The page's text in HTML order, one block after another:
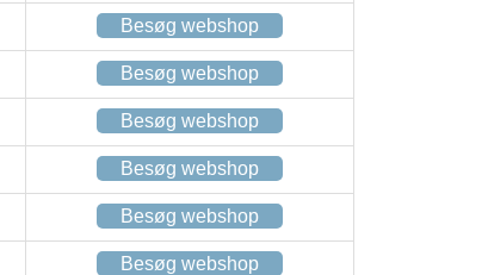
Besøg webshop
Besøg webshop
Besøg webshop
Besøg webshop
Besøg webshop
Besøg webshop